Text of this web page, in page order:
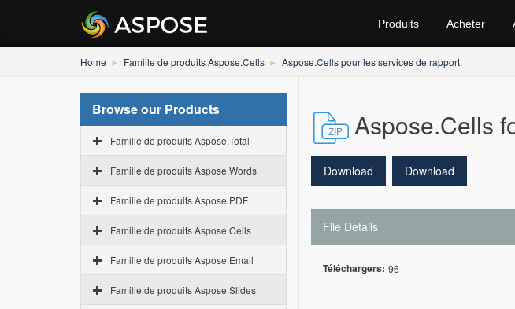
Produits Acheter
Home Famille de produits Aspose.Cells Aspose.Cells pour les services de rapport
Browse our Products
Famille de produits Aspose.Total
Famille de produits Aspose.Words
Famille de produits Aspose.PDF
Famille de produits Aspose.Cells
Famille de produits Aspose.Email
Famille de produits Aspose.Slides
Aspose.Cells
Download Download
File Details
Téléchargers: 96